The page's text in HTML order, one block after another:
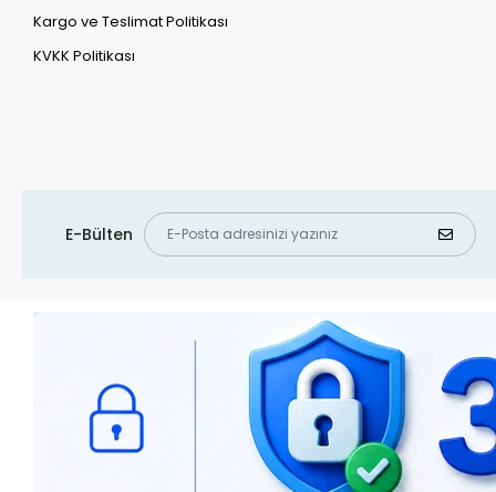
Kargo ve Teslimat Politikası
KVKK Politikası
E-Bülten